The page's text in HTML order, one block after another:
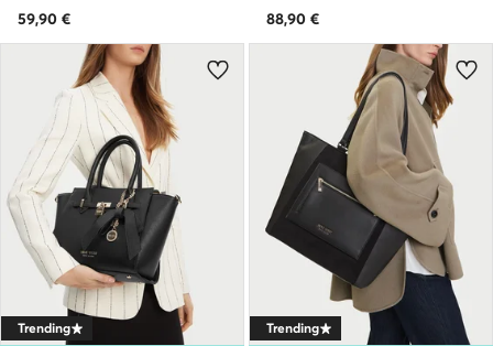
59,90 €
88,90 €
Trending Trending